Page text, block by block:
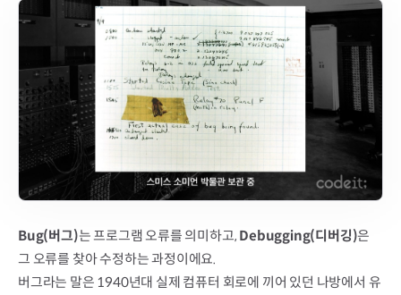
Bug(버그)는 프로그램 오류를 의미하고, Debugging(디버깅)은
그 오류를 찾아 수정하는 과정이에요.
버그라는 말은 1940년대 실제 컴퓨터 회로에 끼어 있던 나방에서 유